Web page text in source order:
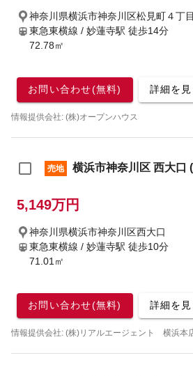
神奈川県横浜市神奈川区松見町４丁目
東急東横線 / 妙蓮寺駅 徒歩14分
72.78㎡
お問い合わせ(無料) 詳細を見
情報提供会社: (株)オープンハウス
売地 横浜市神奈川区 西大口
5,149万円
神奈川県横浜市神奈川区西大口
東急東横線 / 妙蓮寺駅 徒歩10分
71.01㎡
お問い合わせ(無料) 詳細を見
情報提供会社: (株)リアルエージェント 横浜本